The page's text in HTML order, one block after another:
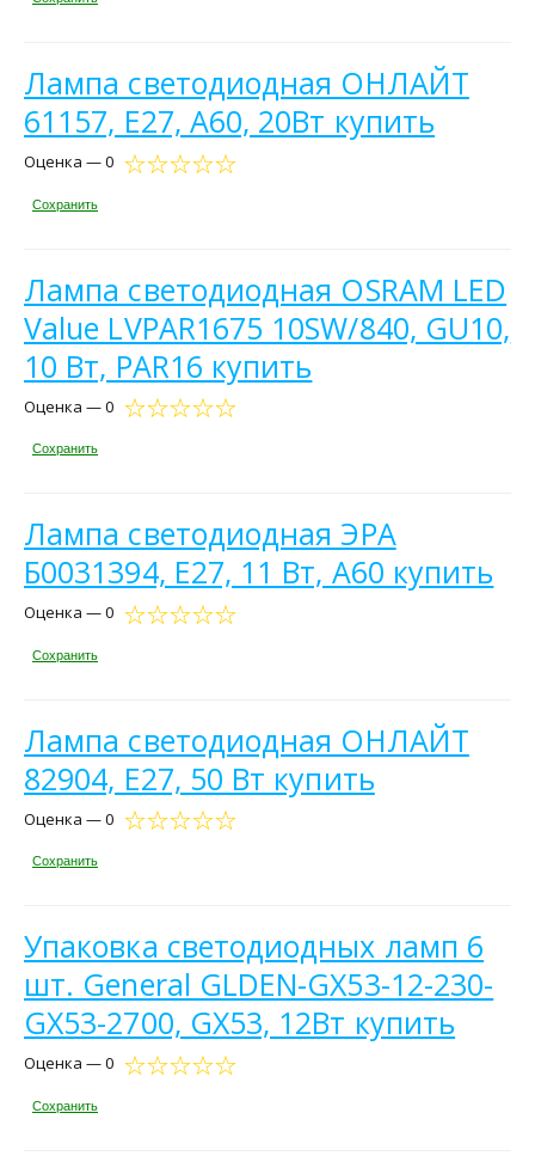
Лампа светодиодная ОНЛАЙТ
61157, E27, A60, 20Вт купить
Оценка — 0
Сохранить
Лампа светодиодная OSRAM LED
Value LVPAR1675 10SW/840, GU10,
10 Вт, PAR16 купить
Оценка — 0
Сохранить
Лампа светодиодная ЭРА
Б0031394, E27, 11 Вт, A60 купить
Оценка — 0
Сохранить
Лампа светодиодная ОНЛАЙТ
82904, E27, 50 Вт купить
Оценка — 0
Сохранить
Упаковка светодиодных ламп 6
шт. General GLDEN-GX53-12-230-
GX53-2700, GX53, 12Вт купить
Оценка — 0
Сохранить